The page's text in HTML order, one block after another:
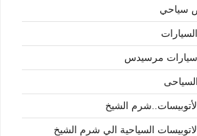
سياحي
سيارات مرسيدس
الشيخ
السياحية الي شرم الشيخ